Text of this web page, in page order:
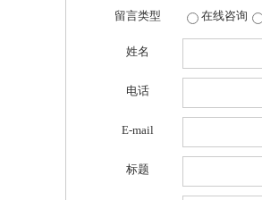
留言类型 在线咨询
姓名
电话
E-mail
标题